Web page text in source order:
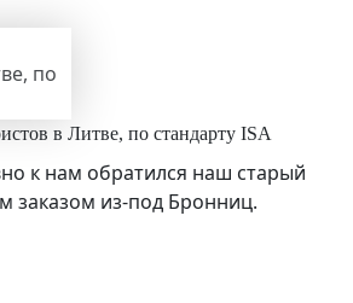
в Литве, по стандарту ISA
к нам обратился наш старый
заказом из-под Бронниц.